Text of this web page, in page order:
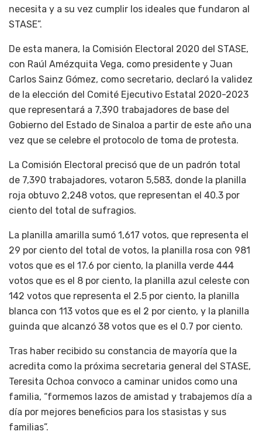
necesita y a su vez cumplir los ideales que fundaron al
STASE”.
De esta manera, la Comisión Electoral 2020 del STASE,
con Raúl Amézquita Vega, como presidente y Juan
Carlos Sainz Gómez, como secretario, declaró la validez
de la elección del Comité Ejecutivo Estatal 2020-2023
que representará a 7,390 trabajadores de base del
Gobierno del Estado de Sinaloa a partir de este año una
vez que se celebre el protocolo de toma de protesta.
La Comisión Electoral precisó que de un padrón total
de 7,390 trabajadores, votaron 5,583, donde la planilla
roja obtuvo 2,248 votos, que representan el 40.3 por
ciento del total de sufragios.
La planilla amarilla sumó 1,617 votos, que representa el
29 por ciento del total de votos, la planilla rosa con 981
votos que es el 17.6 por ciento, la planilla verde 444
votos que es el 8 por ciento, la planilla azul celeste con
142 votos que representa el 2.5 por ciento, la planilla
blanca con 113 votos que es el 2 por ciento, y la planilla
guinda que alcanzó 38 votos que es el 0.7 por ciento.
Tras haber recibido su constancia de mayoría que la
acredita como la próxima secretaria general del STASE,
Teresita Ochoa convoco a caminar unidos como una
familia, “formemos lazos de amistad y trabajemos día a
día por mejores beneficios para los stasistas y sus
familias”.